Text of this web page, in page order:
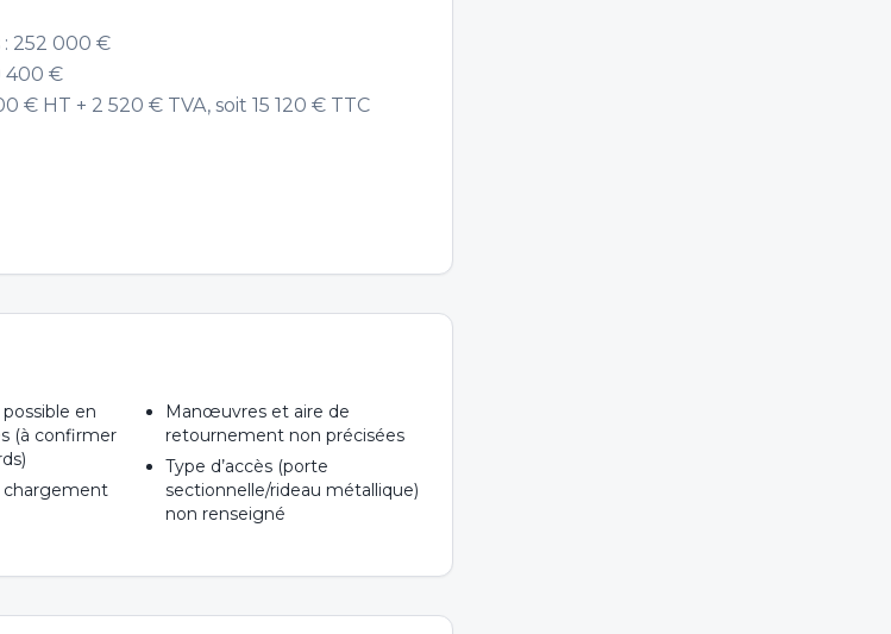
: 252 000 €
400 €
€ HT + 2 520 € TVA, soit 15 120 € TTC
en
(à confirmer
chargement
Manœuvres et aire de
retournement non précisées
Type d’accès (porte
sectionnelle/rideau métallique)
non renseigné